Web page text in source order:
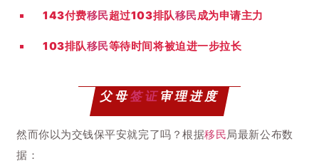
143付费移民超过103排队移民成为申请主力
103排队移民等待时间将被迫进一步拉长
父母签证审理进度
然而你以为交钱保平安就完了吗？根据移民局最新公布数
据：